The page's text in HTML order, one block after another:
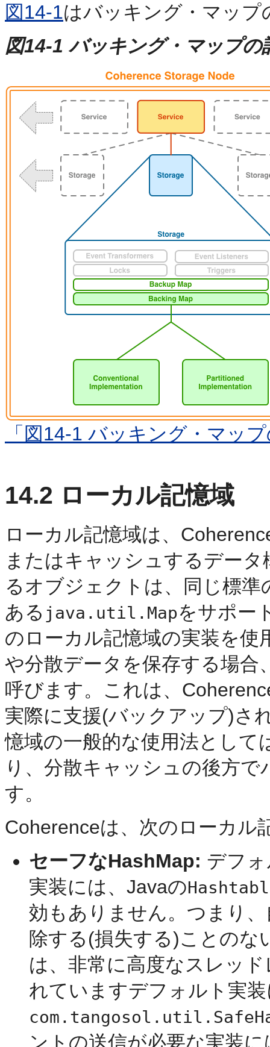
図14-1はバッキング・マップ
図14-1 バッキング・マップの
「図14-1 バッキング・マッ
14.2 ローカル記憶域
ローカル記憶域は、
またはキャッシュするデー
るオブジェクトは、同じ標
ある java.util.Mapをサポー
のローカル記憶域の実装を
や分散データを保存する場
呼びます。これは、
実際に支援(バックアップ)さ
憶域の一般的な使用法として
り、分散キャッシュの後方
す。
Coherenceは、次のローカル
セーフなHashMap: デフ
実装には、Javaの
効もありません。つまり
除する(損失する)ことのな
は、非常に高度なスレッ
れていますデフォルト実
ントの送信が必要な実装に